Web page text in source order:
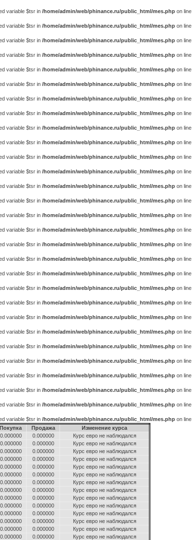
variable $tsr in /home/admin/web/phinance.ru/public_html/mes.php on line
variable $tsr in /home/admin/web/phinance.ru/public_html/mes.php on line
variable $tsr in /home/admin/web/phinance.ru/public_html/mes.php on line
variable $tsr in /home/admin/web/phinance.ru/public_html/mes.php on line
variable $tsr in /home/admin/web/phinance.ru/public_html/mes.php on line
variable $tsr in /home/admin/web/phinance.ru/public_html/mes.php on line
variable $tsr in /home/admin/web/phinance.ru/public_html/mes.php on line
variable $tsr in /home/admin/web/phinance.ru/public_html/mes.php on line
variable $tsr in /home/admin/web/phinance.ru/public_html/mes.php on line
variable $tsr in /home/admin/web/phinance.ru/public_html/mes.php on line
variable $tsr in /home/admin/web/phinance.ru/public_html/mes.php on line
variable $tsr in /home/admin/web/phinance.ru/public_html/mes.php on line
variable $tsr in /home/admin/web/phinance.ru/public_html/mes.php on line
variable $tsr in /home/admin/web/phinance.ru/public_html/mes.php on line
variable $tsr in /home/admin/web/phinance.ru/public_html/mes.php on line
variable $tsr in /home/admin/web/phinance.ru/public_html/mes.php on line
variable $tsr in /home/admin/web/phinance.ru/public_html/mes.php on line
variable $tsr in /home/admin/web/phinance.ru/public_html/mes.php on line
variable $tsr in /home/admin/web/phinance.ru/public_html/mes.php on line
variable $tsr in /home/admin/web/phinance.ru/public_html/mes.php on line
variable $tsr in /home/admin/web/phinance.ru/public_html/mes.php on line
variable $tsr in /home/admin/web/phinance.ru/public_html/mes.php on line
variable $tsr in /home/admin/web/phinance.ru/public_html/mes.php on line
variable $tsr in /home/admin/web/phinance.ru/public_html/mes.php on line
variable $tsr in /home/admin/web/phinance.ru/public_html/mes.php on line
variable $tsr in /home/admin/web/phinance.ru/public_html/mes.php on line
variable $tsr in /home/admin/web/phinance.ru/public_html/mes.php on line
variable $tsr in /home/admin/web/phinance.ru/public_html/mes.php on line
variable $tsr in /home/admin/web/phinance.ru/public_html/mes.php on line
Покупка Продажа
Изменение курса
0.000000 0.000000
Курс евро не наблюдался
0.000000 0.000000
Курс евро не наблюдался
0.000000 0.000000
Курс евро не наблюдался
0.000000 0.000000
Курс евро не наблюдался
0.000000 0.000000
Курс евро не наблюдался
0.000000 0.000000
Курс евро не наблюдался
0.000000 0.000000
Курс евро не наблюдался
0.000000 0.000000
Курс евро не наблюдался
0.000000 0.000000
Курс евро не наблюдался
0.000000 0.000000
Курс евро не наблюдался
0.000000 0.000000
Курс евро не наблюдался
0.000000 0.000000
Курс евро не наблюдался
0.000000 0.000000
Курс евро не наблюдался
0.000000 0.000000 Курс евро не наблюдался